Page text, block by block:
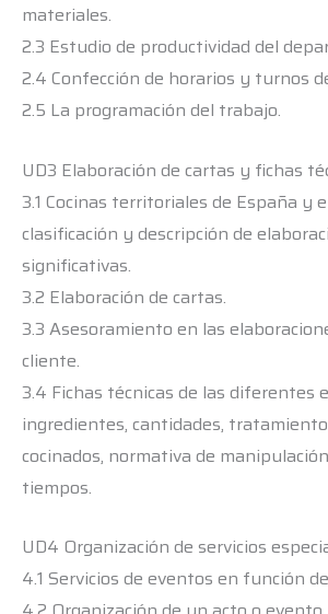
materiales.
2.3 Estudio de productividad del
2.4 Confección de horarios y turnos
2.5 La programación del trabajo.
UD3 Elaboración de cartas y fichas
3.1 Cocinas territoriales de España y
clasificación y descripción de
significativas.
3.2 Elaboración de cartas.
3.3 Asesoramiento en las
cliente.
3.4 Fichas técnicas de las diferentes
ingredientes, cantidades,
cocinados, normativa de
tiempos.
UD4 Organización de servicios
4.1 Servicios de eventos en función